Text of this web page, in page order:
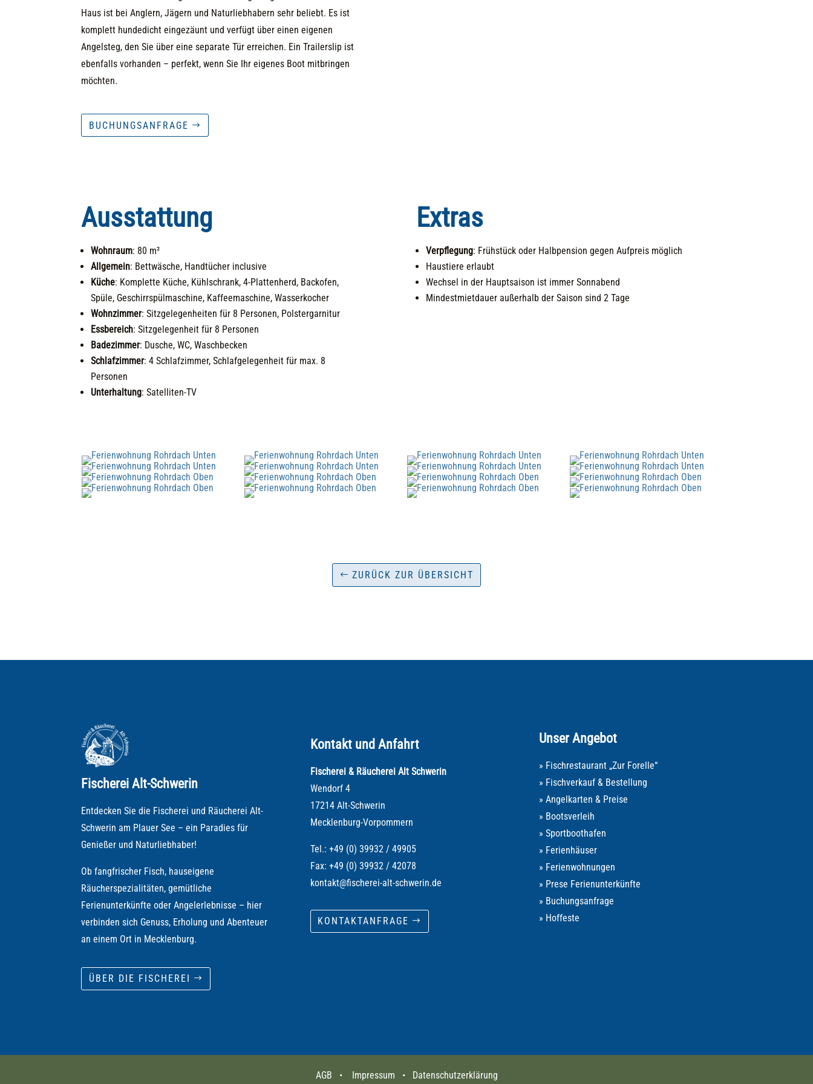
Haus ist bei Anglern, Jägern und Naturliebhabern sehr beliebt. Es ist
komplett hundedicht eingezäunt und verfügt über einen eigenen
Angelsteg, den Sie über eine separate Tür erreichen. Ein Trailerslip ist
ebenfalls vorhanden – perfekt, wenn Sie Ihr eigenes Boot mitbringen
möchten.
BUCHUNGSANFRAGE
Ausstattung
Wohnraum: 80 m²
Allgemein: Bettwäsche, Handtücher inclusive
Küche: Komplette Küche, Kühlschrank, 4-Plattenherd, Backofen,
Spüle, Geschirrspülmaschine, Kaffeemaschine, Wasserkocher
Wohnzimmer: Sitzgelegenheiten für 8 Personen, Polstergarnitur
Essbereich:Sitzgelegenheit für 8 Personen
Badezimmer: Dusche, WC, Waschbecken
Schlafzimmer: 4 Schlafzimmer, Schlafgelegenheit für max. 8
Personen
Unterhaltung:Satelliten-TV
Extras
Verpflegung: Frühstück oder Halbpension gegen Aufpreis möglich
Haustiere erlaubt
Wechsel in der Hauptsaison ist immer Sonnabend
Mindestmietdauer außerhalb der Saison sind 2 Tage
ZURÜCK ZUR ÜBERSICHT
Fischerei Alt-Schwerin
Entdecken Sie die Fischerei und Räucherei Alt-
Schwerin am Plauer See – ein Paradies für
Genießer und Naturliebhaber!
Ob fangfrischer Fisch, hauseigene
Räucherspezialitäten, gemütliche
Ferienunterkünfte oder Angelerlebnisse – hier
verbinden sich Genuss, Erholung und Abenteuer
an einem Ort in Mecklenburg.
ÜBER DIE FISCHEREI
Kontakt und Anfahrt
Fischerei & Räucherei Alt Schwerin
Wendorf 4
17214 Alt-Schwerin
Mecklenburg-Vorpommern
Tel.: +49 (0) 39932 / 49905
Fax: +49 (0) 39932 / 42078
kontakt@fischerei-alt-schwerin.de
KONTAKTANFRAGE
Unser Angebot
» Fischrestaurant „Zur Forelle“
» Fischverkauf & Bestellung
» Angelkarten & Preise
» Bootsverleih
» Sportboothafen
» Ferienhäuser
» Ferienwohnungen
» Prese Ferienunterkünfte
» Buchungsanfrage
» Hoffeste
AGB • Impressum • Datenschutzerklärung